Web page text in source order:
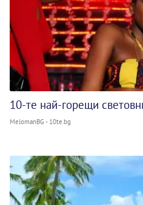
10-те най-горещи
MelomanBG - 10te.bg